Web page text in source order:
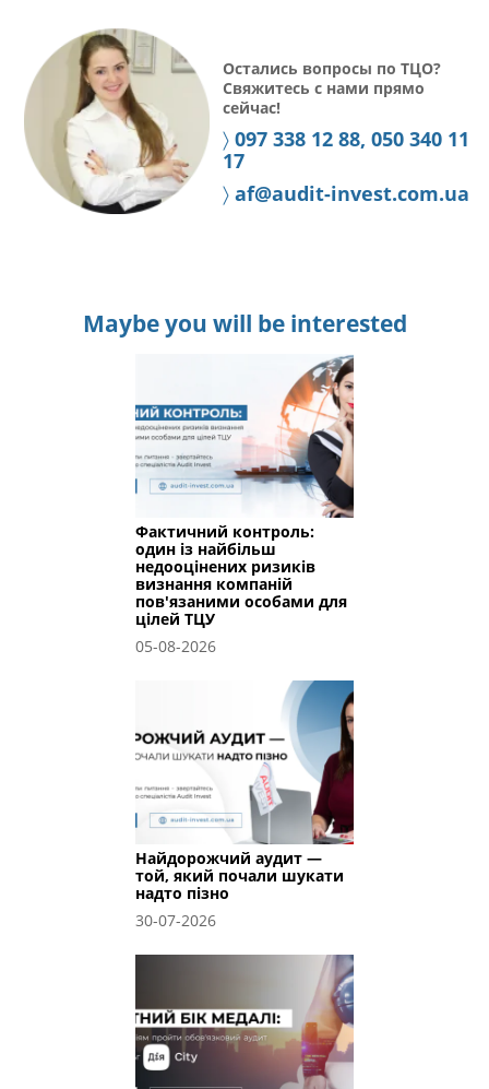
Остались вопросы по ТЦО?
Свяжитесь с нами прямо
сейчас!
〉 097 338 12 88, 050 340 11
17
〉 af@audit-invest.com.ua
Maybe you will be interested
Фактичний контроль:
один із найбільш
недооцінених ризиків
визнання компаній
пов'язаними особами для
цілей ТЦУ
05-08-2026
Найдорожчий аудит —
той, який почали шукати
надто пізно
30-07-2026